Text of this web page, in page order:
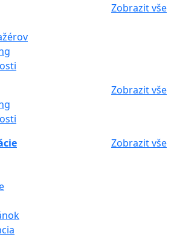
Zobrazit vše
Zobrazit vše
Zobrazit vše